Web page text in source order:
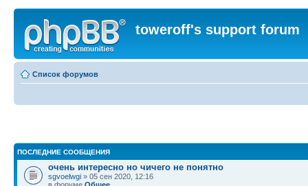
toweroff's support forum
Список форумов
ПОСЛЕДНИЕ СООБЩЕНИЯ
очень интересно но чичего не понятно
sgvoelwgi » 05 сен 2020, 12:16
в форуме Общее